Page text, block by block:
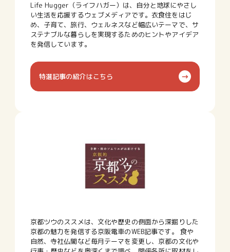
Life Hugger（ライフハガー）は、自分と地球にやさし
い生活を応援するウェブメディアです。衣食住をはじ
め、子育て、旅行、ウェルネスなど幅広いテーマで、サ
ステナブルな暮らしを実現するためのヒントやアイデア
を発信しています。
特選記事の紹介はこちら
京都ツウのススメは、文化や歴史の側面から深掘りした
京都の魅力を発信する京阪電車のWEB記事です。 食や
自然、寺社仏閣など毎月テーマを変更し、京都の文化や